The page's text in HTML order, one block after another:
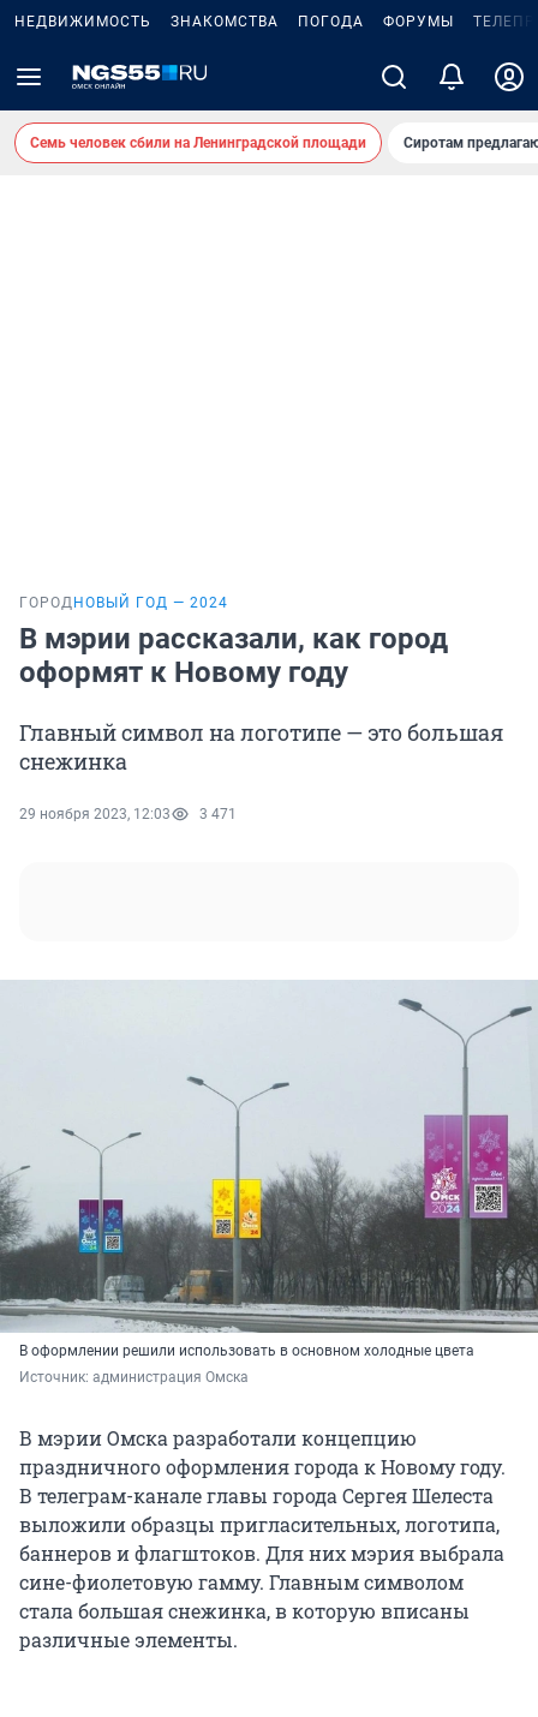
НЕДВИЖИМОСТЬ ЗНАКОМСТВА ПОГОДА ФОРУМЫ
Семь человек сбили на Ленинградской площади Сиротам
ГОРОД НОВЫЙ ГОД — 2024
В мэрии рассказали, как город
оформят к Новому году
Главный символ на логотипе — это большая
снежинка
29 ноября 2023, 12:03 3 471
В оформлении решили использовать в основном холодные цвета
Источник: администрация Омска
В мэрии Омска разработали концепцию
праздничного оформления города к Новому году.
В телеграм-канале главы города Сергея Шелеста
выложили образцы пригласительных, логотипа,
баннеров и флагштоков. Для них мэрия выбрала
сине-фиолетовую гамму. Главным символом
стала большая снежинка, в которую вписаны
различные элементы.